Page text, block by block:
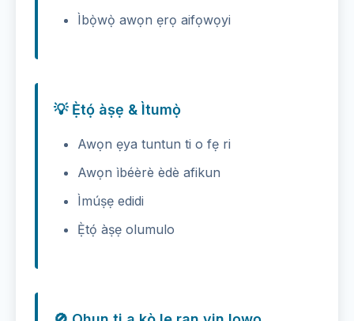
Ìbọ̀wọ̀ awọn ẹrọ aifọwọyi
💡 Ẹ̀tọ́ àṣẹ & Ìtumọ̀
Awọn ẹya tuntun ti o fẹ ri
Awọn ìbéèrè èdè afikun
Ìmúṣẹ edidi
Ẹ̀tọ́ àṣẹ olumulo